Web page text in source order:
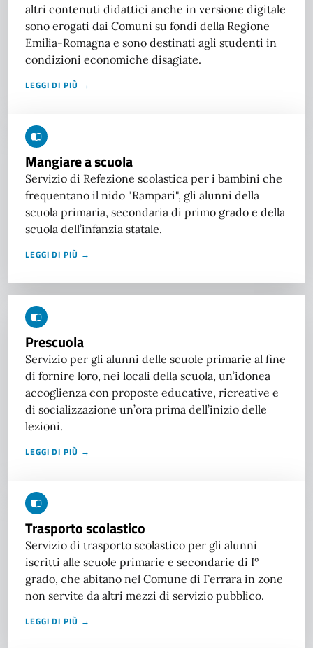
altri contenuti didattici anche in versione digitale
sono erogati dai Comuni su fondi della Regione
Emilia-Romagna e sono destinati agli studenti in
condizioni economiche disagiate.
LEGGI DI PIÙ →
Mangiare a scuola
Servizio di Refezione scolastica per i bambini che
frequentano il nido "Rampari", gli alunni della
scuola primaria, secondaria di primo grado e della
scuola dell’infanzia statale.
LEGGI DI PIÙ →
Prescuola
Servizio per gli alunni delle scuole primarie al fine
di fornire loro, nei locali della scuola, un’idonea
accoglienza con proposte educative, ricreative e
di socializzazione un’ora prima dell’inizio delle
lezioni.
LEGGI DI PIÙ →
Trasporto scolastico
Servizio di trasporto scolastico per gli alunni
iscritti alle scuole primarie e secondarie di I°
grado, che abitano nel Comune di Ferrara in zone
non servite da altri mezzi di servizio pubblico.
LEGGI DI PIÙ →